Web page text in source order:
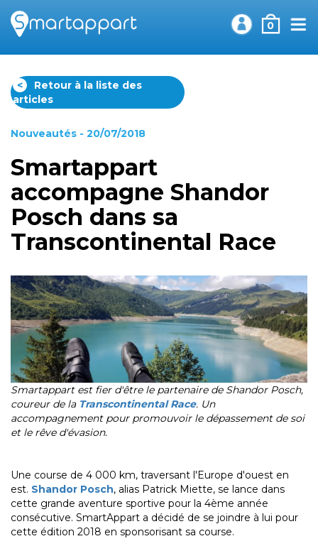
0
<
Retour à la liste des
articles
Nouveautés - 20/07/2018
Smartappart
accompagne Shandor
Posch dans sa
Transcontinental Race
Smartappart est fier d'être le partenaire de Shandor Posch,
coureur de la Transcontinental Race. Un
accompagnement pour promouvoir le dépassement de soi
et le rêve d'évasion.
Une course de 4 000 km, traversant l'Europe d'ouest en
est. Shandor Posch, alias Patrick Miette, se lance dans
cette grande aventure sportive pour la 4ème année
consécutive. SmartAppart a décidé de se joindre à lui pour
cette édition 2018 en sponsorisant sa course.